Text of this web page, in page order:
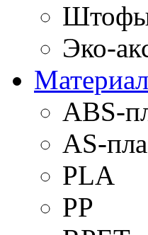
Эко-
Материал
ABS-
AS-
PLA
PP